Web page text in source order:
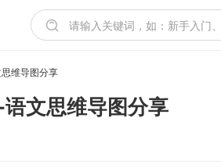
维导图分享
语文思维导图分享